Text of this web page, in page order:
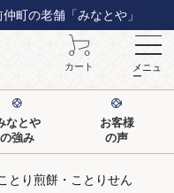
町の老舗「みなとや」
カート メニュ
ー
なとや
の強み
お客様
の声
とり煎餅・ことりせん